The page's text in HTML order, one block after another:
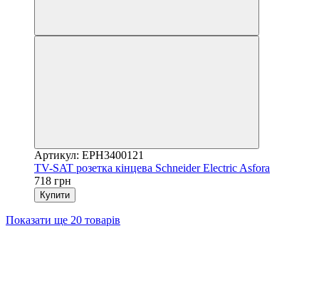
Артикул: EPH3400121
TV-SAT розетка кінцева Schneider Electric Asfora
718 грн
Купити
Показати ще 20 товарів